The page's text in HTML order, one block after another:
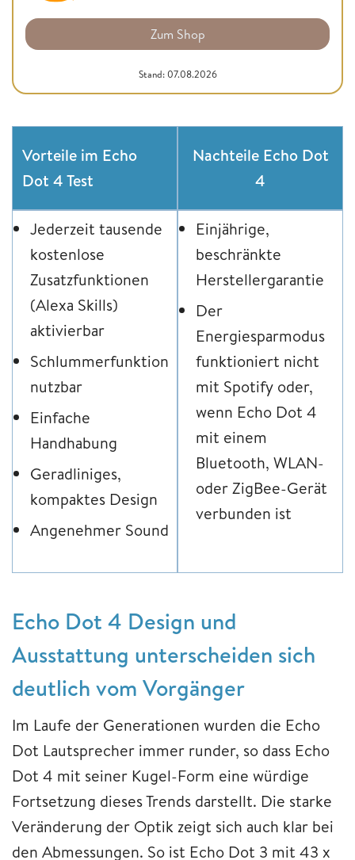
Zum Shop
Stand: 07.08.2026
Vorteile im Echo
Dot 4 Test
Nachteile Echo Dot
4
Jederzeit tausende
kostenlose
Zusatzfunktionen
(Alexa Skills)
aktivierbar
Schlummerfunktion
nutzbar
Einfache
Handhabung
Geradliniges,
kompaktes Design
Angenehmer Sound
Einjährige,
beschränkte
Herstellergarantie
Der
Energiesparmodus
funktioniert nicht
mit Spotify oder,
wenn Echo Dot 4
mit einem
Bluetooth, WLAN-
oder ZigBee-Gerät
verbunden ist
Echo Dot 4 Design und
Ausstattung unterscheiden sich
deutlich vom Vorgänger
Im Laufe der Generationen wurden die Echo
Dot Lautsprecher immer runder, so dass Echo
Dot 4 mit seiner Kugel-Form eine würdige
Fortsetzung dieses Trends darstellt. Die starke
Veränderung der Optik zeigt sich auch klar bei
den Abmessungen. So ist Echo Dot 3 mit 43 x